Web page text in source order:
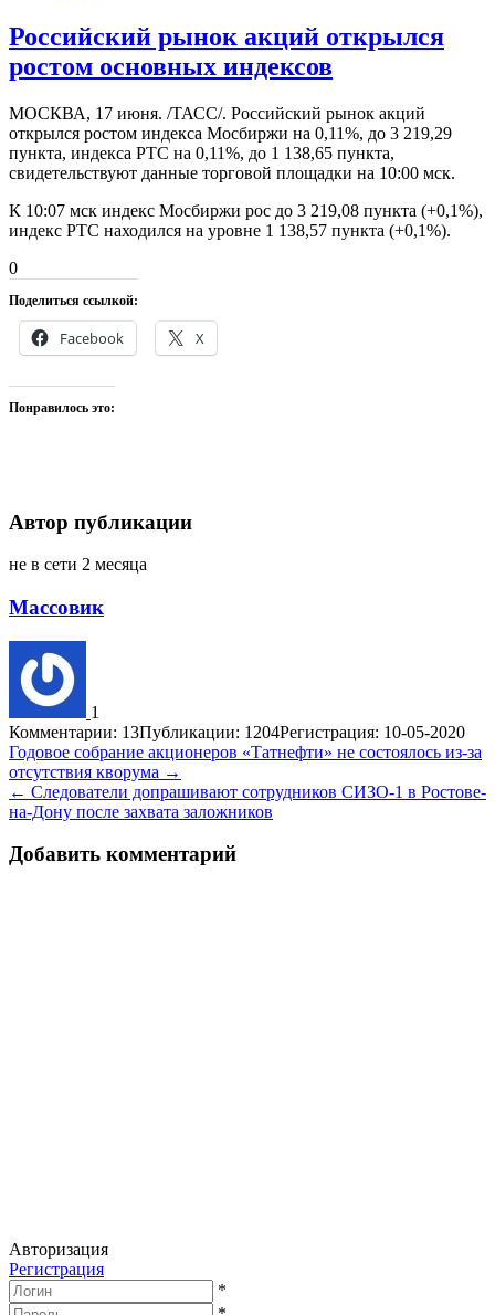
Российский рынок акций открылся
ростом основных индексов
МОСКВА, 17 июня. /ТАСС/. Российский рынок акций
открылся ростом индекса Мосбиржи на 0,11%, до 3 219,29
пункта, индекса РТС на 0,11%, до 1 138,65 пункта,
свидетельствуют данные торговой площадки на 10:00 мск.
К 10:07 мск индекс Мосбиржи рос до 3 219,08 пункта (+0,1%),
индекс РТС находился на уровне 1 138,57 пункта (+0,1%).
0
Поделиться ссылкой:
Facebook X
Понравилось это:
Автор публикации
не в сети 2 месяца
Массовик
1
Комментарии: 13Публикации: 1204Регистрация: 10-05-2020
Навигация
по
записям
Годовое собрание акционеров «Татнефти» не состоялось из-за
отсутствия кворума →
← Следователи допрашивают сотрудников СИЗО-1 в Ростове-
на-Дону после захвата заложников
Добавить комментарий
Авторизация
Регистрация
*